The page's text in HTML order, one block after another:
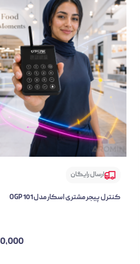
ارسال رایگان
کنترل پیجر مشتری اسکار مدل OGP 101